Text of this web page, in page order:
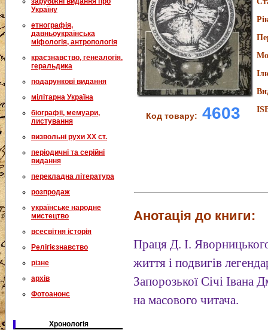
Україну
етнографія,
давньоукраїнська
міфологія, антропологія
краєзнавство, генеалогія,
геральдика
подарункові видання
мілітарна Україна
біографії, мемуари,
листування
визвольні рухи XX ст.
періодичні та серійні
видання
перекладна література
розпродаж
українське народне
мистецтво
всесвітня історія
Релігієзнавство
різне
архів
Фотоанонс
Хронологія
Код товару: 4603
Анотація до книги:
Праця Д. І.
життя і подвигів
Запорозької Січі Івана
на масового читача.